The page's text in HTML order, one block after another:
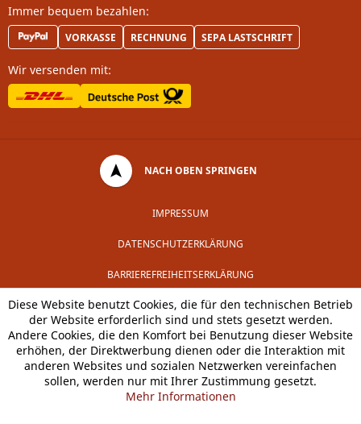
Immer bequem bezahlen:
VORKASSE RECHNUNG SEPA LASTSCHRIFT
Wir versenden mit:
NACH OBEN SPRINGEN
IMPRESSUM
DATENSCHUTZERKLÄRUNG
BARRIEREFREIHEITSERKLÄRUNG
Diese Website benutzt Cookies, die für den technischen Betrieb
der Website erforderlich sind und stets gesetzt werden.
Andere Cookies, die den Komfort bei Benutzung dieser Website
erhöhen, der Direktwerbung dienen oder die Interaktion mit
anderen Websites und sozialen Netzwerken vereinfachen
sollen, werden nur mit Ihrer Zustimmung gesetzt.
Mehr Informationen